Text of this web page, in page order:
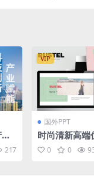
217
VIP
国外PPT
时尚清新高端
高品质
片演示模板（
0 0